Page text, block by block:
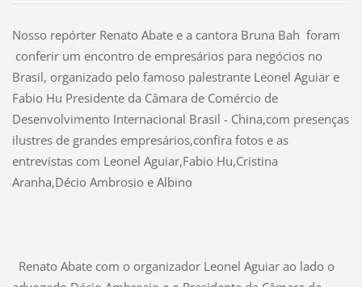
Nosso repórter Renato Abate e a cantora Bruna Bah foram
conferir um encontro de empresários para negócios no
Brasil, organizado pelo famoso palestrante Leonel Aguiar e
Fabio Hu Presidente da Câmara de Comércio de
Desenvolvimento Internacional Brasil - China,com presenças
ilustres de grandes empresários,confira fotos e as
entrevistas com Leonel Aguiar,Fabio Hu,Cristina
Aranha,Décio Ambrosio e Albino
Renato Abate com o organizador Leonel Aguiar ao lado o